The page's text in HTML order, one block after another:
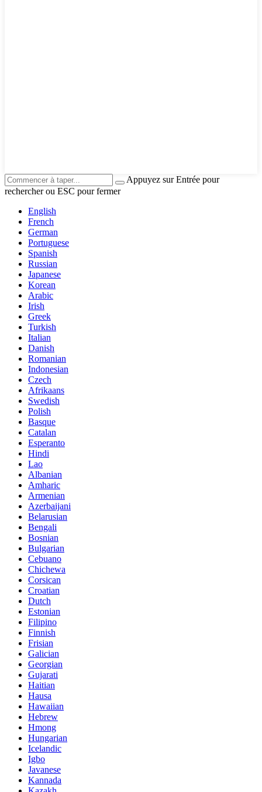
Appuyez sur Entrée pour
rechercher ou ESC pour fermer
English
French
German
Portuguese
Spanish
Russian
Japanese
Korean
Arabic
Irish
Greek
Turkish
Italian
Danish
Romanian
Indonesian
Czech
Afrikaans
Swedish
Polish
Basque
Catalan
Esperanto
Hindi
Lao
Albanian
Amharic
Armenian
Azerbaijani
Belarusian
Bengali
Bosnian
Bulgarian
Cebuano
Chichewa
Corsican
Croatian
Dutch
Estonian
Filipino
Finnish
Frisian
Galician
Georgian
Gujarati
Haitian
Hausa
Hawaiian
Hebrew
Hmong
Hungarian
Icelandic
Igbo
Javanese
Kannada